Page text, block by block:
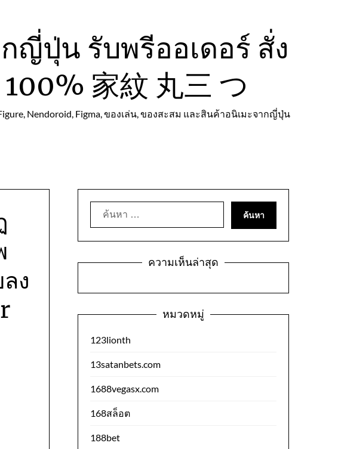
ญี่ปุ่น รับพรีออเดอร์ สั่ง
家紋 丸三 つ
Nendoroid, Figma, ของเล่น, ของสะสม และสินค้าอนิเมะจากญี่ปุ่น
ง
ค้นหา
ความเห็นล่าสุด
หมวดหมู่
123lionth
13satanbets.com
1688vegasx.com
168สล็อต
188bet